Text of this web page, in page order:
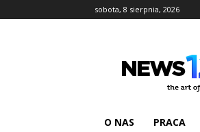
sobota, 8 sierpnia, 2026
O NAS PRACA